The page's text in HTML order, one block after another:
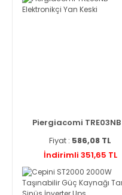
Piergiacomi TRE03NB
Fiyat : 586,08 TL
İndirimli 351,65 TL